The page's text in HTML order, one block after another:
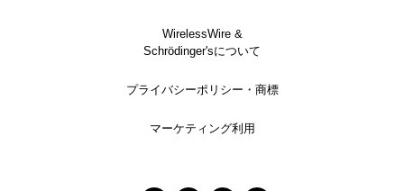
WirelessWire &
Schrödinger'sについて
プライバシーポリシー・商標
マーケティング利用